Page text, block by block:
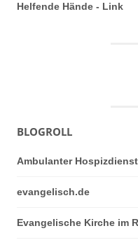
Helfende Hände - Link
BLOGROLL
Ambulanter Hospizdienst
evangelisch.de
Evangelische Kirche im